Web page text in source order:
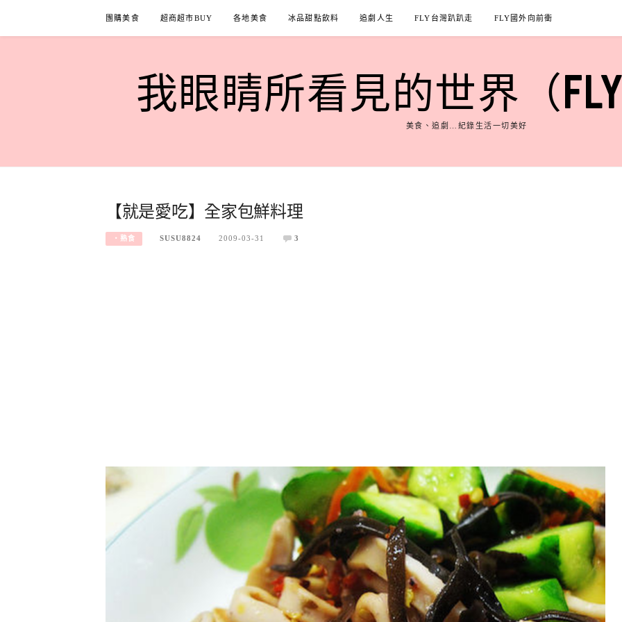
content
團購美食 超商超市BUY 各地美食 冰品甜點飲料 追劇人生 FLY台灣趴趴走 FLY國外向前衝
我眼睛所看見的世界（
美食、追劇…紀錄生活一切美好
【就是愛吃】全家包鮮料理
‧熟食 SUSU8824 2009-03-31 3